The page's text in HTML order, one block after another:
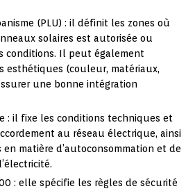
(PLU) : il définit les zones où
solaires est autorisée ou
conditions. Il peut également
esthétiques (couleur, matériaux,
une bonne intégration
: il fixe les conditions techniques et
au réseau électrique, ainsi
matière d’autoconsommation et de
: elle spécifie les règles de sécurité